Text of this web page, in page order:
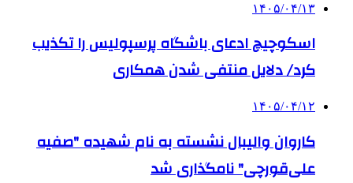
۱۴۰۵/۰۴/۱۳
اسکوچیچ ادعای باشگاه پرسپولیس را تکذیب
کرد/ دلایل منتفی شدن همکاری
۱۴۰۵/۰۴/۱۲
کاروان والیبال نشسته به نام شهیده "صفیه
علی‌قورچی" نامگذاری شد